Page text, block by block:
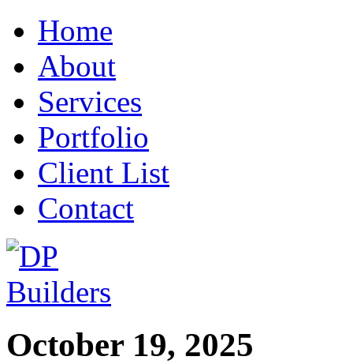
Home
About
Services
Portfolio
Client List
Contact
October 19, 2025